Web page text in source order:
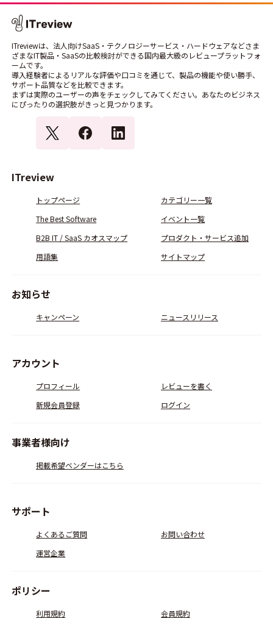
ITreviewは、法人向けSaaS・テクノロジーサービス・ハードウェアなどさま
ざまなIT製品・SaaSの比較検討ができる国内最大級のレビュープラットフォ
ームです。
導入経験者によるリアルな評価や口コミを通じて、製品の機能や使い勝手、
サポート品質などを比較できます。
まずは実際のユーザーの声をチェックしてみてください。あなたのビジネス
にぴったりの選択肢がきっと見つかります。
ITreview
トップページ
カテゴリー一覧
The Best Software
イベント一覧
B2B IT / SaaS カオスマップ
プロダクト・サービス追加
用語集
サイトマップ
お知らせ
キャンペーン ニュースリリース
アカウント
プロフィール
レビューを書く
新規会員登録
ログイン
事業者様向け
掲載希望ベンダーはこちら
サポート
よくあるご質問
お問い合わせ
運営企業
ポリシー
利用規約 会員規約